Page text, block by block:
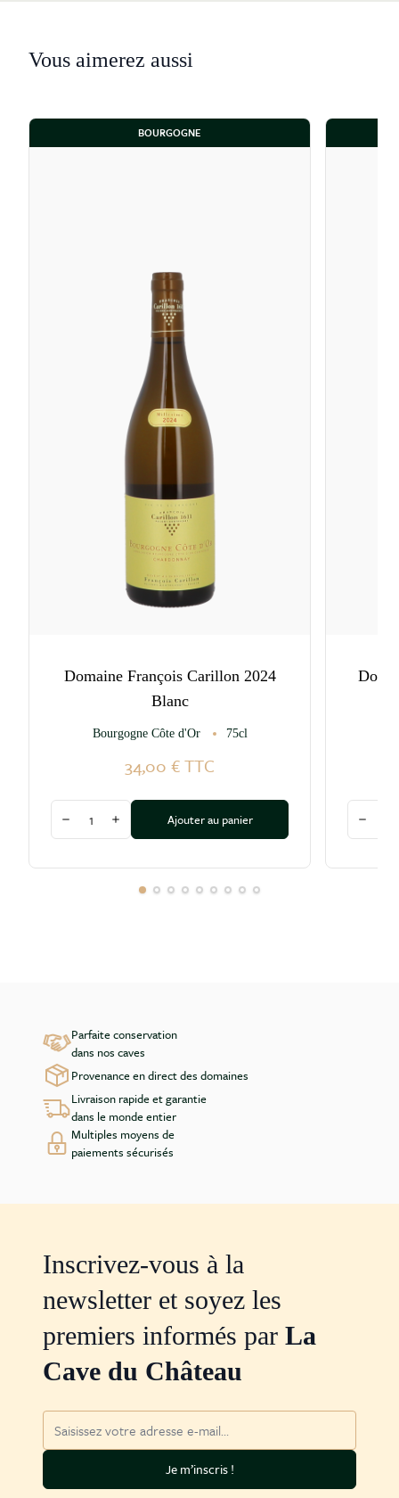
Vous aimerez aussi
BOURGOGNE
Domaine François Carillon 2024
Blanc
Bourgogne Côte d'Or 75cl
34,00 €TTC
Quantité
Diminuer la quantité
Augmenter la quantité
Ajouter au panier
Quantité
Parfaite conservation
dans nos caves
Provenance en direct des domaines
Livraison rapide et garantie
dans le monde entier
Multiples moyens de
paiements sécurisés
Inscrivez-vous à la
newsletter et soyez les
premiers informés par La
Cave du Château
Je m’inscris !